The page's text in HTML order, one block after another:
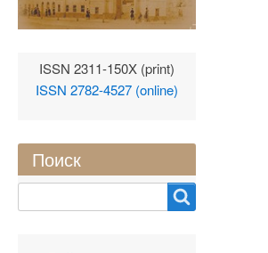
ISSN 2311-150X (print)
ISSN 2782-4527 (online)
Поиск